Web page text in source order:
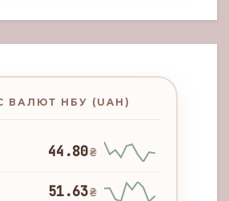
ВАЛЮТ НБУ (UAH)
44.80₴
51.63₴